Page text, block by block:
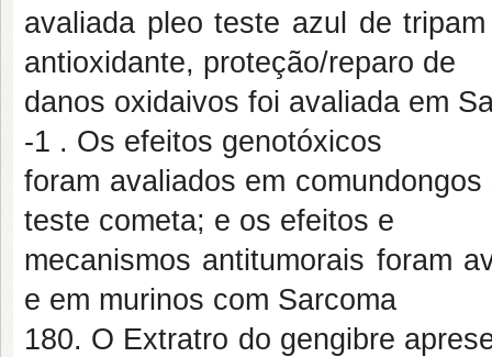
avaliada pleo teste azul de
antioxidante, proteção/reparo de
danos oxidaivos foi avaliada em
-1 . Os efeitos genotóxicos
foram avaliados em
teste cometa; e os efeitos e
mecanismos antitumorais foram
e em murinos com Sarcoma
180. O Extratro do gengibre